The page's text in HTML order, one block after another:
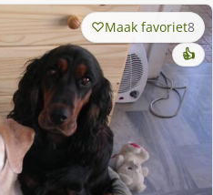
Maak favoriet8
👍